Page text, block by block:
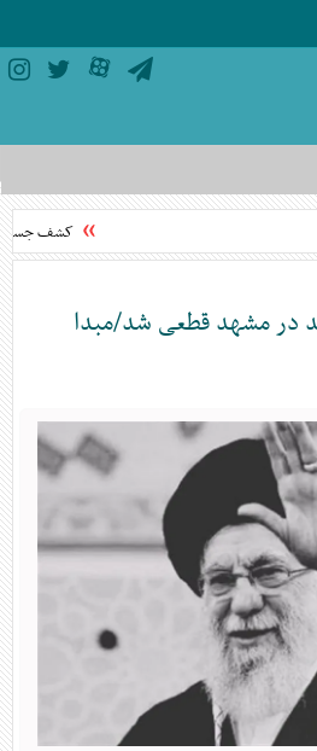
کشف جسد
در مشهد ‌قطعی شد/مبدا